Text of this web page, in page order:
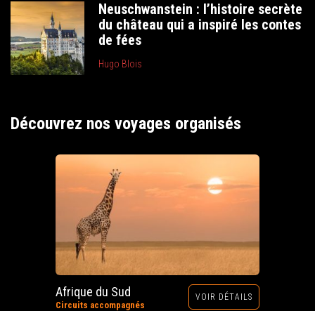
Neuschwanstein : l’histoire secrète
du château qui a inspiré les contes
de fées
Hugo Blois
Découvrez nos voyages organisés
Afrique du Sud
Circuits accompagnés
VOIR DÉTAILS